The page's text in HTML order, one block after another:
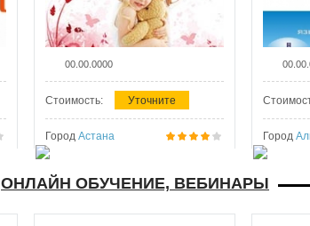
00.00.0000
Стоимость: Уточните
Город Астана Город
ОНЛАЙН ОБУЧЕНИЕ, ВЕБИНАРЫ